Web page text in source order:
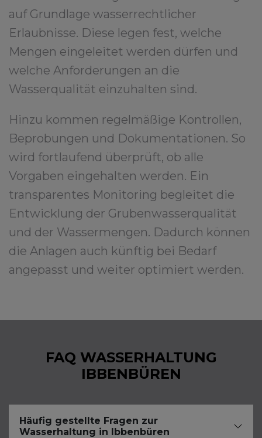
auf Grundlage wasserrechtlicher
Erlaubnisse. Diese legen fest, welche
Mengen eingeleitet werden dürfen und
welche Anforderungen an die
Wasserqualität einzuhalten sind.
Hinzu kommen regelmäßige Kontrollen,
Beprobungen und Dokumentationen. So
wird fortlaufend überprüft, ob alle
Vorgaben eingehalten werden. Ein
transparentes Monitoring begleitet die
Entwicklung der Grubenwasserqualität
und der Wassermengen. Dadurch können
die Anlagen auch künftig bei Bedarf
angepasst und weiter optimiert werden.
FAQ WASSERHALTUNG
IBBENBÜREN
Häufig gestellte Fragen zur
Wasserhaltung in Ibbenbüren